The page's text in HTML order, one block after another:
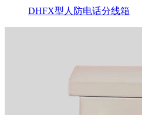
DHFX型人防电话分线箱